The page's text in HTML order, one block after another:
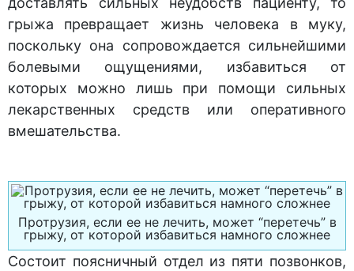
грыжа превращает жизнь человека в муку,
поскольку она сопровождается сильнейшими
болевыми ощущениями, избавиться от
которых можно лишь при помощи сильных
лекарственных средств или оперативного
вмешательства.
Протрузия, если ее не лечить, может “перетечь” в
грыжу, от которой избавиться намного сложнее
Состоит поясничный отдел из пяти позвонков,